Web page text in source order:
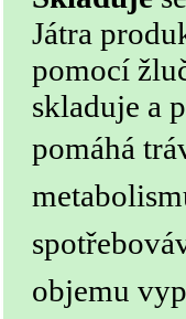
Játra
pomocí
skladuje a
pomáhá
objemu